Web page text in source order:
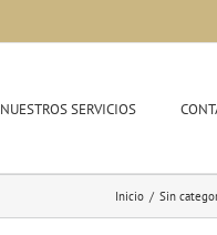
NUESTROS SERVICIOS
Inicio / Sin